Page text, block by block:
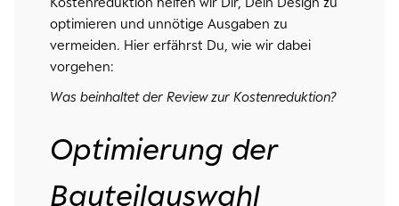
optimieren und unnötige Ausgaben zu
vermeiden. Hier erfährst Du, wie wir dabei
vorgehen:
Was beinhaltet der Review zur Kostenreduktion?
Optimierung der
Bauteilauswahl